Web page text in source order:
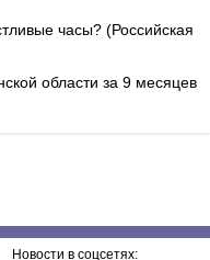
часы? (Российская
области за 9 месяцев
Новости в соцсетях: